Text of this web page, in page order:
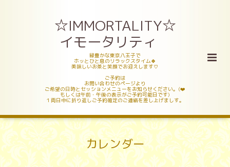
☆IMMORTALITY☆
イモータリティ
緑豊かな東京八王子で
ホッとひと息のリラックスタイム🍀
美味しいお茶と笑顔でお迎えします♡
ご予約は
お問い合わせのページより
ご希望の日時とセッションメニューをお知らせください。(❤️
もしくは午前・午後の表示がご予約可能日です)
１両日中に折り返しご予約確定のご連絡を差し上げましす。
カレンダー